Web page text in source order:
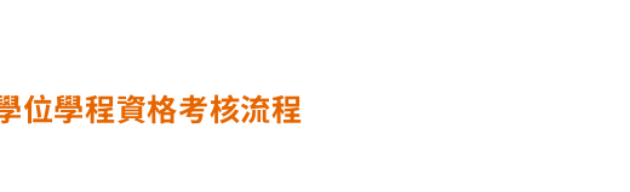
位學程資格考核流程